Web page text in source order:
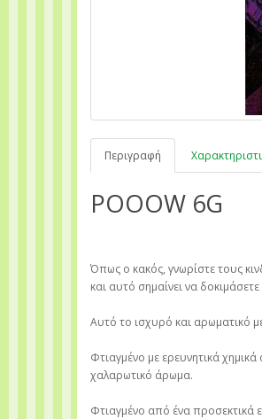
Περιγραφή
POOOW 6G
Όπως ο κακός, γνωρίστε τους
και αυτό σημαίνει να
Αυτό το ισχυρό και αρωματικό
Φτιαγμένο με ερευνητικά
χαλαρωτικό άρωμα.
Φτιαγμένο από ένα προσεκτικά